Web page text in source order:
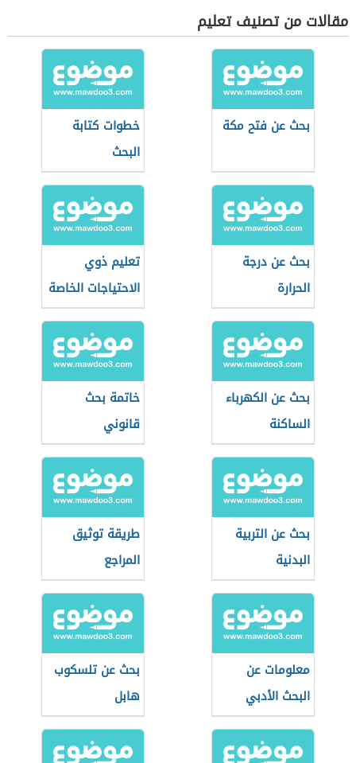
مقالات من تصنيف تعليم
بحث عن فتح مكة
خطوات كتابة
البحث
بحث عن درجة
الحرارة
تعليم ذوي
الاحتياجات الخاصة
بحث عن الكهرباء
الساكنة
خاتمة بحث
قانوني
بحث عن التربية
البدنية
طريقة توثيق
المراجع
معلومات عن
البحث الأدبي
بحث عن تلسكوب
هابل